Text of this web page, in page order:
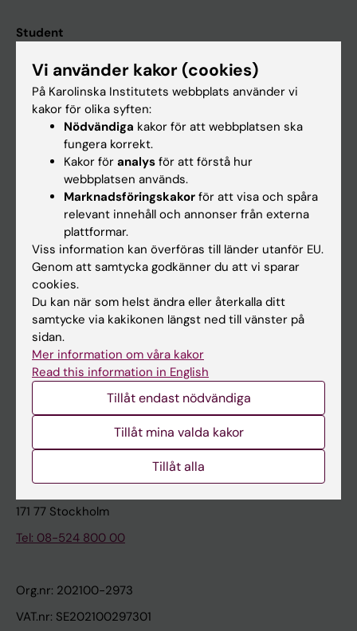
Student
Ladok
Canvas
Schema
Studentmejlen
Kurs- och programwebbar
Student på KI
Medarbetare
Medarbetarportalen
Kontakta och besök KI
Universitetsbiblioteket
Stöd forskning och utbildning
Karolinska Institutet Innovation
Kontakta presstjänsten
Karolinska Institutet
171 77 Stockholm
Tel: 08-524 800 00
Org.nr: 202100-2973
VAT.nr: SE202100297301
Vi använder kakor (cookies)
På Karolinska Institutets webbplats använder vi
kakor för olika syften:
Nödvändiga kakor för att webbplatsen ska
fungera korrekt.
Kakor för analys för att förstå hur
webbplatsen används.
Marknadsföringskakor för att visa och spåra
relevant innehåll och annonser från externa
plattformar.
Viss information kan överföras till länder utanför EU.
Genom att samtycka godkänner du att vi sparar
cookies.
Du kan när som helst ändra eller återkalla ditt
samtycke via kakikonen längst ned till vänster på
sidan.
Mer information om våra kakor
Read this information in English
Tillåt endast nödvändiga
Tillåt mina valda kakor
Tillåt alla